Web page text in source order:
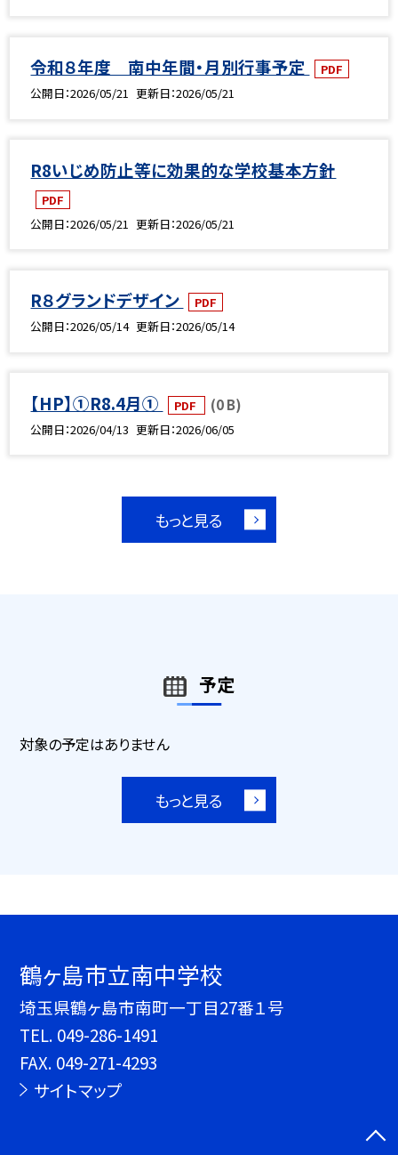
令和８年度 南中年間・月別行事予定
PDF
公開日 2026/05/21 更新日 2026/05/21
R8いじめ防止等に効果的な学校基本方針
PDF
公開日 2026/05/21 更新日 2026/05/21
R８グランドデザイン
PDF
公開日 2026/05/14 更新日 2026/05/14
【HP】①R8.4月① PDF (0 B)
公開日 2026/04/13 更新日 2026/06/05
もっと見る
予定
対象の予定はありません
もっと見る
鶴ヶ島市立南中学校
埼玉県鶴ヶ島市南町一丁目27番１号
TEL. 049-286-1491
FAX. 049-271-4293
サイトマップ